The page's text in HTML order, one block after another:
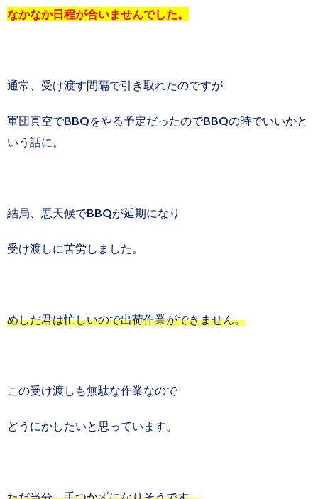
なかなか日程が合いませんでした。
通常、受け渡す間隔で引き取れたのですが
軍団真空でBBQをやる予定だったのでBBQの時でいいかと
いう話に。
結局、悪天候でBBQが延期になり
受け渡しに苦労しました。
めしだ君は忙しいので出荷作業ができません。
この受け渡しも無駄な作業なので
どうにかしたいと思っています。